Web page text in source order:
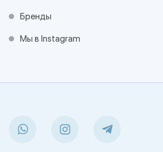
Бренды
Мы в Instagram